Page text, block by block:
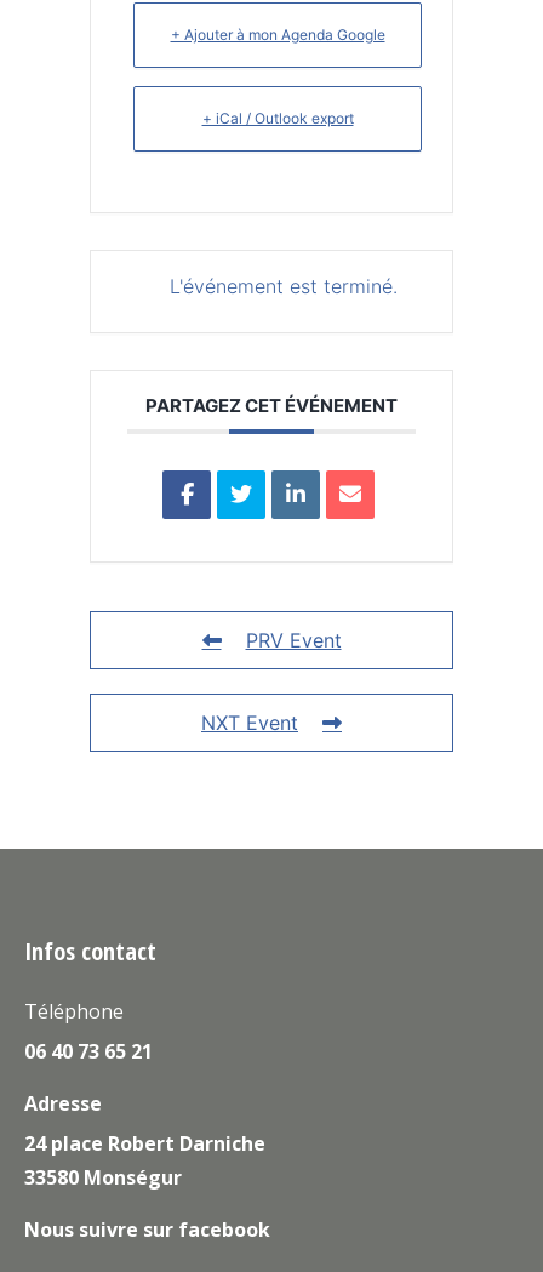
+ Ajouter à mon Agenda Google
+ iCal / Outlook export
L'événement est terminé.
PARTAGEZ CET ÉVÉNEMENT
PRV Event
NXT Event
Infos contact
Téléphone
06 40 73 65 21
Adresse
24 place Robert Darniche
33580 Monségur
Nous suivre sur facebook